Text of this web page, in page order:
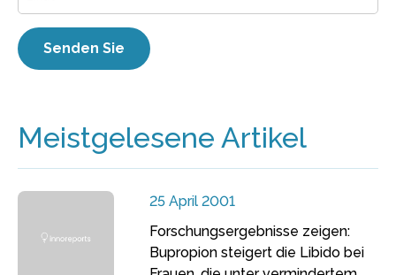
Meistgelesene Artikel
25 April 2001
Forschungsergebnisse zeigen:
Bupropion steigert die Libido bei